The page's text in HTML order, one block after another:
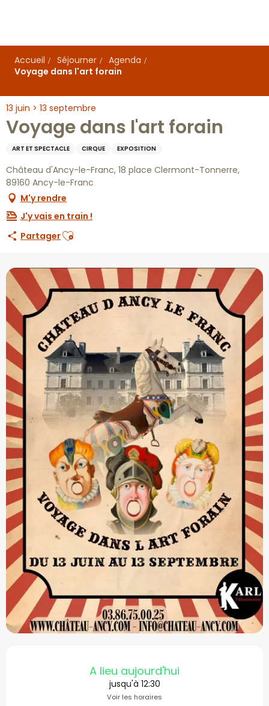
principal
Accueil
Séjourner
Agenda
Voyage dans l'art forain
13 juin > 13 septembre
Voyage dans l'art forain
ART ET SPECTACLE CIRQUE EXPOSITION
Château d'Ancy-le-Franc, 18 place Clermont-Tonnerre,
89160 Ancy-le-Franc
M'y rendre
J'y vais en train !
PartagerAjouter aux favoris
Ouverture et
A lieu aujourd'hui
jusqu'à 12:30
Voir les horaires